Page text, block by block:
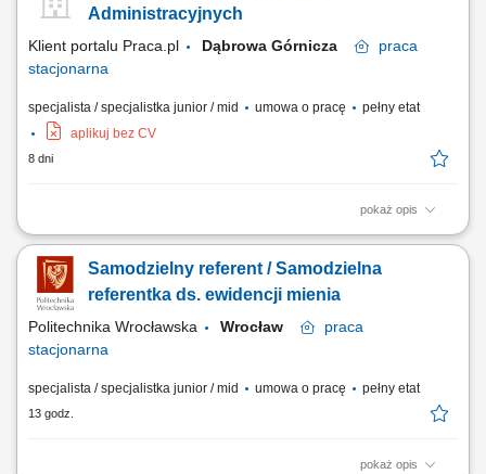
Twoich obowiązków i zadań: Terminowe przygotowywanie dokumentów
Administracyjnych
Klient portalu Praca.pl Dąbrowa Górnicza
praca
stacjonarna
specjalista / specjalistka junior / mid umowa o pracę
pełny etat
aplikuj bez CV
8 dni
pokaż opis
Nadzorowanie prawidłowego obiegu dokumentacji kadrowej oraz
prowadzenie akt osobowych personelu; Ewidencjonowanie czasu
pracy, rozliczanie absencji chorobowych, urlopów oraz godzin
nadliczbowych; Ścisłe współdziałanie z działem księgowości podczas
przygotowywania i wyliczania list płac;...
Samodzielny referent / Samodzielna
referentka ds. ewidencji mienia
Politechnika Wrocławska Wrocław
praca
stacjonarna
specjalista / specjalistka junior / mid umowa o pracę pełny etat
13 godz.
pokaż opis